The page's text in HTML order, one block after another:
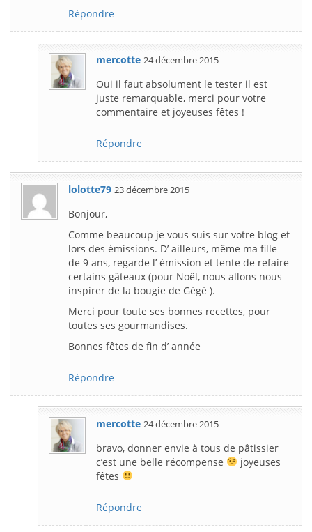
Répondre
mercotte 24 décembre 2015
Oui il faut absolument le tester il est
juste remarquable, merci pour votre
commentaire et joyeuses fêtes !
Répondre
lolotte79 23 décembre 2015
Bonjour,
Comme beaucoup je vous suis sur votre blog et
lors des émissions. D’ ailleurs, même ma fille
de 9 ans, regarde l’ émission et tente de refaire
certains gâteaux (pour Noël, nous allons nous
inspirer de la bougie de Gégé ).
Merci pour toute ses bonnes recettes, pour
toutes ses gourmandises.
Bonnes fêtes de fin d’ année
Répondre
mercotte 24 décembre 2015
bravo, donner envie à tous de pâtissier
c’est une belle récompense
joyeuses
fêtes
Répondre